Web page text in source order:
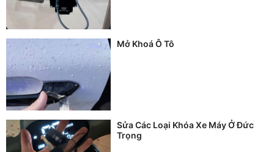
Mở Khoá Ô Tô
Sửa Các Loại Khóa Xe Máy Ở Đức
Trọng